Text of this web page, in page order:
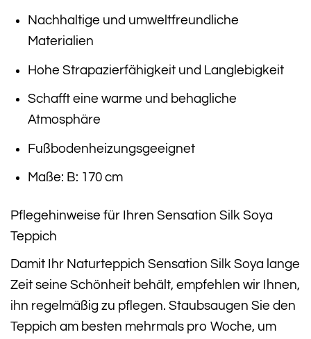
Nachhaltige und umweltfreundliche
Materialien
Hohe Strapazierfähigkeit und Langlebigkeit
Schafft eine warme und behagliche
Atmosphäre
Fußbodenheizungsgeeignet
Maße: B: 170 cm
Pflegehinweise für Ihren Sensation Silk Soya
Teppich
Damit Ihr Naturteppich Sensation Silk Soya lange
Zeit seine Schönheit behält, empfehlen wir Ihnen,
ihn regelmäßig zu pflegen. Staubsaugen Sie den
Teppich am besten mehrmals pro Woche, um